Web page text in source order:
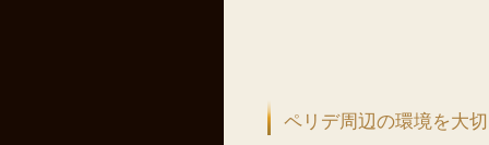
ペリデ周辺の環境を大